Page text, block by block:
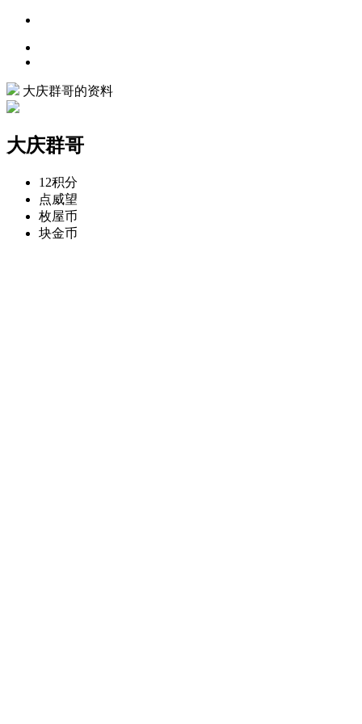
大庆群哥的资料
大庆群哥
12积分
点威望
枚屋币
块金币